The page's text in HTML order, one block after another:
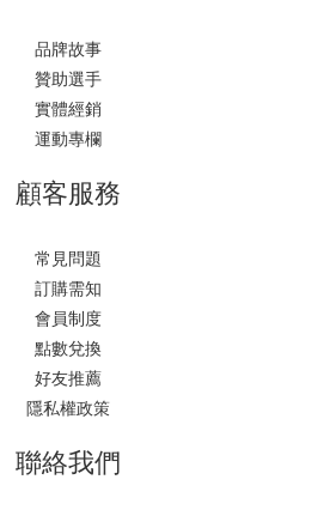
品牌故事
贊助選手
實體經銷
運動專欄
顧客服務
常見問題
訂購需知
會員制度
點數兌換
好友推薦
隱私權政策
聯絡我們